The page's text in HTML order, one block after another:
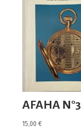
AFAHA N°3
15,00 €